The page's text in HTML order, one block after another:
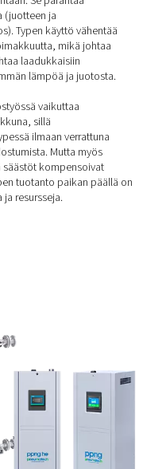
vähentää myös virheiden
siitä, että
tai pintaan. Se parantaa
(juotteen ja
sidos). Typen käyttö
ja voimakkuutta, mikä
se johtaa laadukkaisiin
vähemmän lämpöä ja